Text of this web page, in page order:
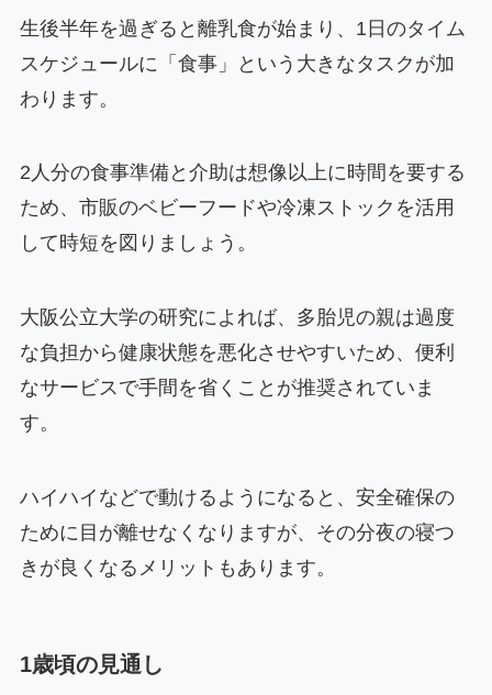
生後半年を過ぎると離乳食が始まり、1日のタイム
スケジュールに「食事」という大きなタスクが加
わります。
2人分の食事準備と介助は想像以上に時間を要する
ため、市販のベビーフードや冷凍ストックを活用
して時短を図りましょう。
大阪公立大学の研究によれば、多胎児の親は過度
な負担から健康状態を悪化させやすいため、便利
なサービスで手間を省くことが推奨されていま
す。
ハイハイなどで動けるようになると、安全確保の
ために目が離せなくなりますが、その分夜の寝つ
きが良くなるメリットもあります。
1歳頃の見通し